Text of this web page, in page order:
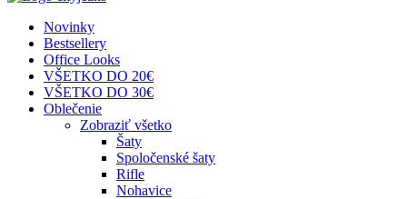
Novinky
Bestsellery
Office Looks
VŠETKO DO 20€
VŠETKO DO 30€
Oblečenie
Zobraziť všetko
Šaty
Spoločenské šaty
Rifle
Nohavice